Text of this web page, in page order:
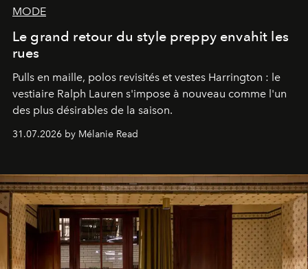
MODE
Le grand retour du style preppy envahit les
rues
Pulls en maille, polos revisités et vestes Harrington : le
vestiaire Ralph Lauren s'impose à nouveau comme l'un
des plus désirables de la saison.
31.07.2026 by Mélanie Read